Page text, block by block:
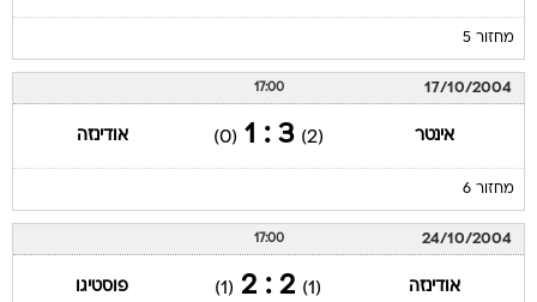
מחזור 5
17/10/2004
17:00
אינטר (2)
3 : 1
(0) אודינזה
מחזור 6
24/10/2004
17:00
אודינזה (1)
2 : 2
(1) פוסטיגו